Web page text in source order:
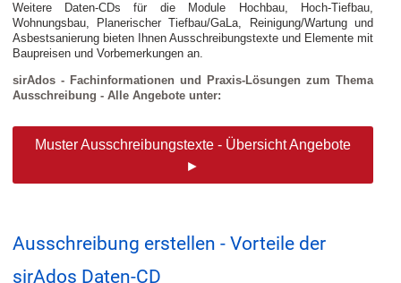
Weitere Daten-CDs für die Module Hochbau, Hoch-Tiefbau,
Wohnungsbau, Planerischer Tiefbau/GaLa, Reinigung/Wartung und
Asbestsanierung bieten Ihnen Ausschreibungstexte und Elemente mit
Baupreisen und Vorbemerkungen an.
sirAdos - Fachinformationen und Praxis-Lösungen zum Thema
Ausschreibung - Alle Angebote unter:
Muster Ausschreibungstexte - Übersicht Angebote
►
Ausschreibung erstellen - Vorteile der
sirAdos Daten-CD